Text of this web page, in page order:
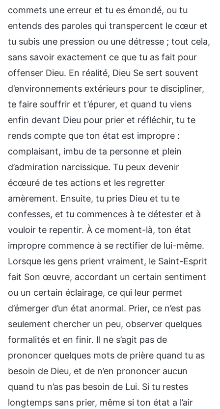
commets une erreur et tu es émondé, ou tu
entends des paroles qui transpercent le cœur et
tu subis une pression ou une détresse ; tout cela,
sans savoir exactement ce que tu as fait pour
offenser Dieu. En réalité, Dieu Se sert souvent
d’environnements extérieurs pour te discipliner,
te faire souffrir et t’épurer, et quand tu viens
enfin devant Dieu pour prier et réfléchir, tu te
rends compte que ton état est impropre :
complaisant, imbu de ta personne et plein
d’admiration narcissique. Tu peux devenir
écœuré de tes actions et les regretter
amèrement. Ensuite, tu pries Dieu et tu te
confesses, et tu commences à te détester et à
vouloir te repentir. À ce moment-là, ton état
impropre commence à se rectifier de lui-même.
Lorsque les gens prient vraiment, le Saint-Esprit
fait Son œuvre, accordant un certain sentiment
ou un certain éclairage, ce qui leur permet
d’émerger d’un état anormal. Prier, ce n’est pas
seulement chercher un peu, observer quelques
formalités et en finir. Il ne s’agit pas de
prononcer quelques mots de prière quand tu as
besoin de Dieu, et de n’en prononcer aucun
quand tu n’as pas besoin de Lui. Si tu restes
longtemps sans prier, même si ton état a l’air